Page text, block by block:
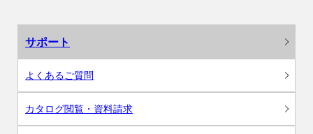
サポート
よくあるご質問
カタログ閲覧・資料請求